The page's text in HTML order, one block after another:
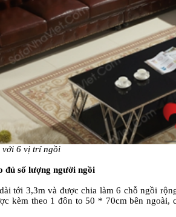
với 6 vị trí ngồi
đủ số lượng người ngồi
tới 3,3m và được chia làm 6 chỗ ngồi
kèm theo 1 đôn to 50 * 70cm bên